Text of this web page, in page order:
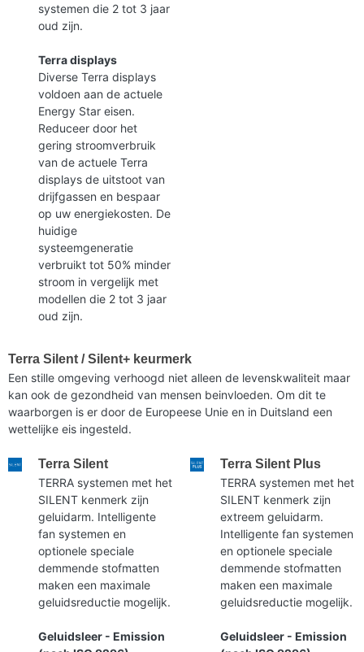
systemen die 2 tot 3 jaar
oud zijn.
Terra displays
Diverse Terra displays
voldoen aan de actuele
Energy Star eisen.
Reduceer door het
gering stroomverbruik
van de actuele Terra
displays de uitstoot van
drijfgassen en bespaar
op uw energiekosten. De
huidige
systeemgeneratie
verbruikt tot 50% minder
stroom in vergelijk met
modellen die 2 tot 3 jaar
oud zijn.
Terra Silent / Silent+ keurmerk
Een stille omgeving verhoogd niet alleen de levenskwaliteit maar
kan ook de gezondheid van mensen beinvloeden. Om dit te
waarborgen is er door de Europeese Unie en in Duitsland een
wettelijke eis ingesteld.
Terra Silent
TERRA systemen met het
SILENT kenmerk zijn
geluidarm. Intelligente
fan systemen en
optionele speciale
demmende stofmatten
maken een maximale
geluidsreductie mogelijk.
Geluidsleer - Emission
Terra Silent Plus
TERRA systemen met het
SILENT kenmerk zijn
extreem geluidarm.
Intelligente fan systemen
en optionele speciale
demmende stofmatten
maken een maximale
geluidsreductie mogelijk.
Geluidsleer - Emission